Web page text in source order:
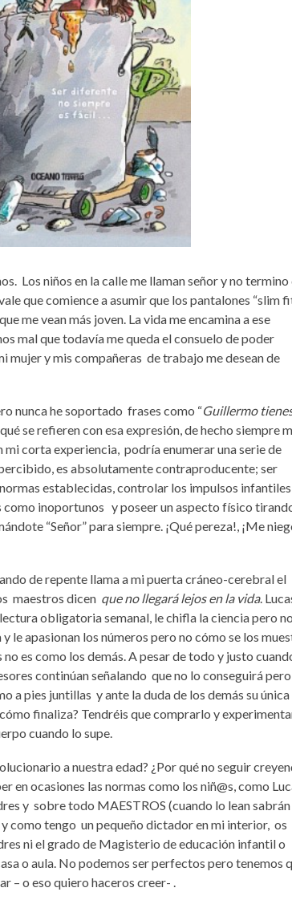
Los niños en la calle me llaman señor y no termino
que comience a asumir que los pantalones “slim
me vean más joven. La vida me encamina a ese
mal que todavía me queda el consuelo de poder
mujer y mis compañeras de trabajo me desean de
nunca he soportado frases como “Guillermo
se refieren con esa expresión, de hecho siempre
mi corta experiencia, podría enumerar una serie de
es absolutamente contraproducente; ser
establecidas, controlar los impulsos infantiles
como inoportunos y poseer un aspecto físico
“Señor” para siempre. ¡Qué pereza!, ¡Me
de repente llama a mi puerta cráneo-cerebral el
maestros dicen que no llegará lejos en la vida.
obligatoria semanal, le chifla la ciencia pero
le apasionan los números pero no cómo se los
es como los demás. A pesar de todo y justo
continúan señalando que no lo conseguirá pero
a pies juntillas y ante la duda de los demás su única
finaliza? Tendréis que comprarlo y
cuando lo supe.
a nuestra edad? ¿Por qué no seguir
en ocasiones las normas como los niñ@s, como
y sobre todo MAESTROS (cuando lo lean sabrán
como tengo un pequeño dictador en mi interior, os
ni el grado de Magisterio de educación infantil o
o aula. No podemos ser perfectos pero tenemos
– o eso quiero haceros creer- .